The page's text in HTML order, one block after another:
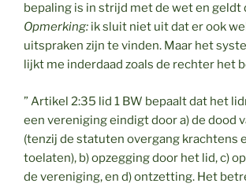
bepaling is in strijd met de wet en geldt
Opmerking: ik sluit niet uit dat er ook
uitspraken zijn te vinden. Maar het
lijkt me inderdaad zoals de rechter het
” Artikel 2:35 lid 1 BW bepaalt dat het
een vereniging eindigt door a) de dood
(tenzij de statuten overgang krachtens
toelaten), b) opzegging door het lid, c)
de vereniging, en d) ontzetting. Het